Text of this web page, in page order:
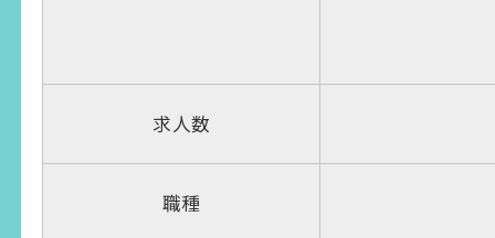
求人数
職種